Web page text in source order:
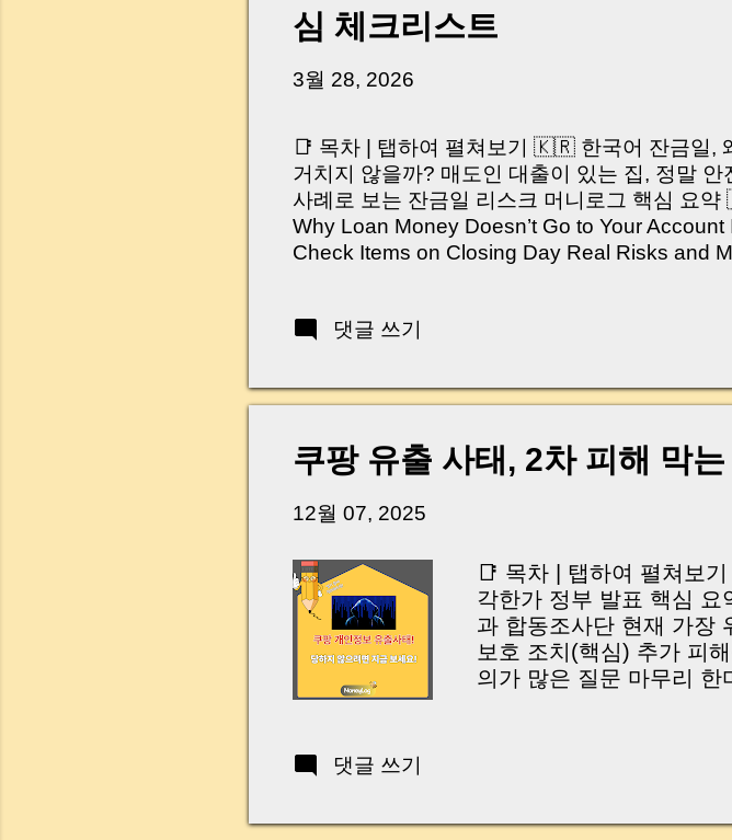
심 체크리스트
3월 28, 2026
📑 목차 | 탭하여 펼쳐보기 🇰🇷 한국어 잔금일,
거치지 않을까? 매도인 대출이 있는 집, 정말
사례로 보는 잔금일 리스크 머니로그 핵심 요
Why Loan Money Doesn’t Go to Your
Check Items on Closing Day Real Risks and
억 원이 한 번에 움직이는 가장 긴장되는 순간
황이 있었습니다. 또 어떤 분은 이렇게 말씀하
“매도인이 대출 안 갚고 도망가면 어떡하죠?”
꼭 준비해야 하는지 중개 실무 기준으로 아주
Introduction (Tap to expand) Have you ever
댓글 쓰기
쿠팡 유출 사태, 2차 피해 막
12월 07, 2025
📑 목차 | 탭하여 펼쳐보
각한가 정부 발표 핵심
과 합동조사단 현재 가장
보호 조치(핵심) 추가 피
의가 많은 질문 마무리
Protection Steps
댓글 쓰기